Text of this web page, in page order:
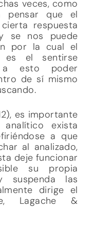
veces, como
pensar que el
respuesta
se nos puede
por la cual el
es el sentirse
a esto poder
de sí mismo
es importante
exista
a que
al analizado,
deje funcionar
su propia
suspenda las
dirige el
Lagache &